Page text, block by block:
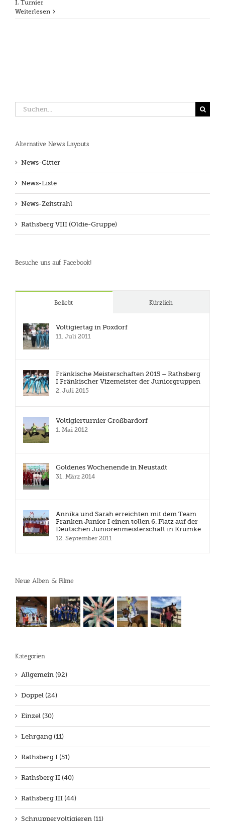
I, Turnier
Weiterlesen
Suche
nach:
Alternative News Layouts
News-Gitter
News-Liste
News-Zeitstrahl
Rathsberg VIII (Oldie-Gruppe)
Besuche uns auf Facebook!
Beliebt Kürzlich
Voltigiertag in Poxdorf
11. Juli 2011
Fränkische Meisterschaften 2015 – Rathsberg
I Fränkischer Vizemeister der Juniorgruppen
2. Juli 2015
Voltigierturnier Großbardorf
1. Mai 2012
Goldenes Wochenende in Neustadt
31. März 2014
Annika und Sarah erreichten mit dem Team
Franken Junior I einen tollen 6. Platz auf der
Deutschen Juniorenmeisterschaft in Krumke
12. September 2011
Neue Alben & Filme
Kategorien
Allgemein (92)
Doppel (24)
Einzel (30)
Lehrgang (11)
Rathsberg I (51)
Rathsberg II (40)
Rathsberg III (44)
Schnuppervoltigieren (11)